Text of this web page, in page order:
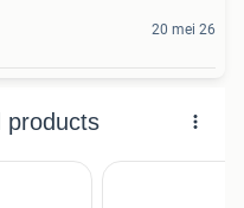
20 mei 26